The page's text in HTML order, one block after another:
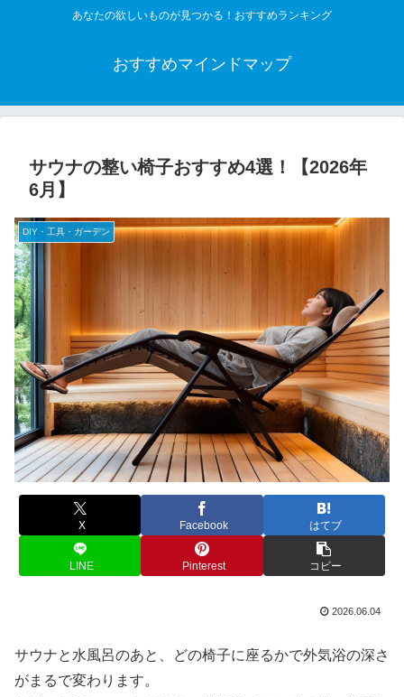
あなたの欲しいものが見つかる！おすすめランキング
おすすめマインドマップ
サウナの整い椅子おすすめ4選！【2026年
6月】
DIY・工具・ガーデン
X Facebook はてブ
LINE Pinterest コピー
2026.06.04
サウナと水風呂のあと、どの椅子に座るかで外気浴の深さ
がまるで変わります。